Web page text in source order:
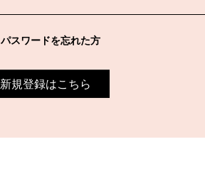
パスワードを忘れた方
新規登録はこちら